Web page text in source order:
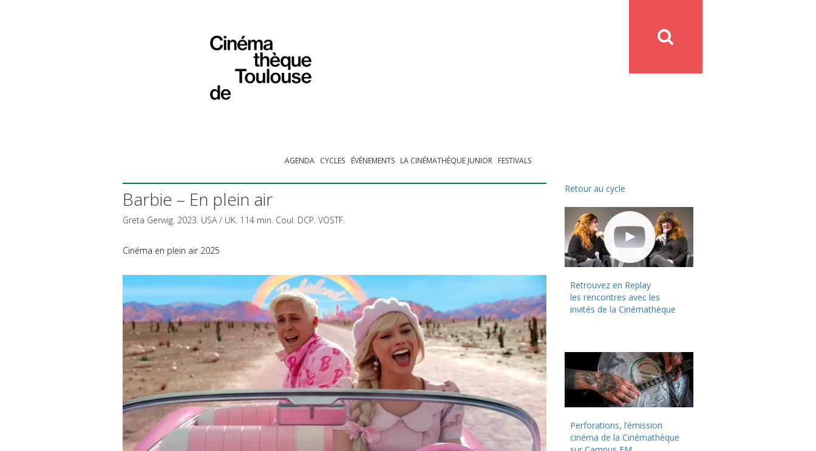
AGENDA CYCLES ÉVÉNEMENTS LA CINÉMATHÈQUE JUNIOR FESTIVALS
Barbie – En plein air
Greta Gerwig. 2023. USA/ UK. 114 min. Coul. DCP. VOSTF.
Cinéma en plein air 2025
Retour au cycle
Retrouvez en Replay
les rencontres avec les
invités de la Cinémathèque
Perforations, l’émission
cinéma de la Cinémathèque